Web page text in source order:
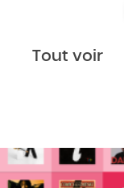
Tout voir